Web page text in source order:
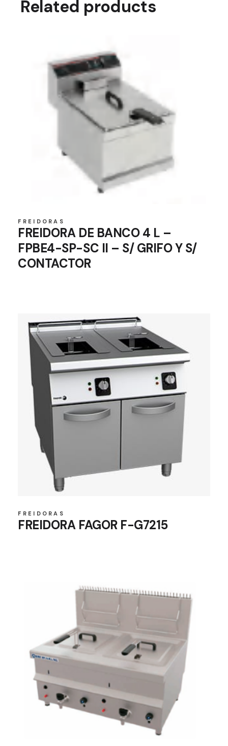
Related products
FREIDORAS
FREIDORA DE BANCO 4 L –
FPBE4-SP-SC II – S/ GRIFO Y S/
CONTACTOR
FREIDORAS
FREIDORA FAGOR F-G7215